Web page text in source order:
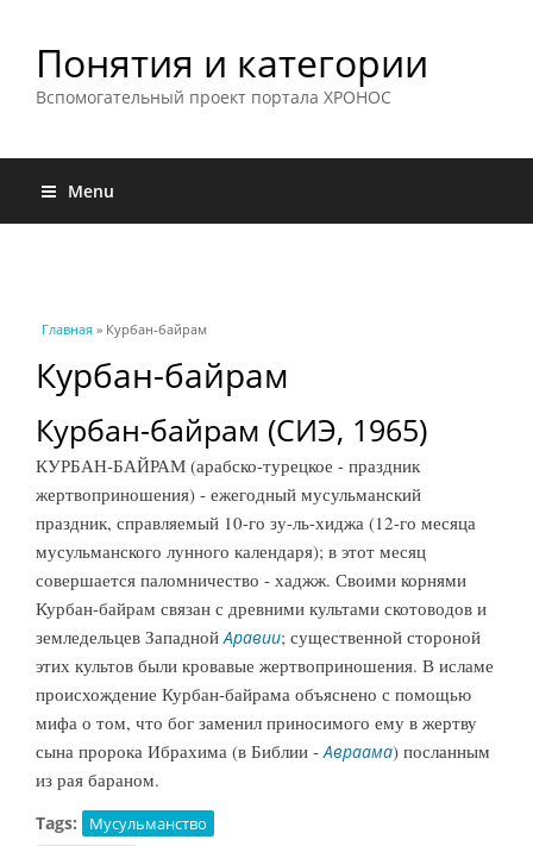
Понятия и категории
Вспомогательный проект портала ХРОНОС
Menu
Вы здесь
Главная » Курбан-байрам
Курбан-байрам
Курбан-байрам (СИЭ, 1965)
КУРБАН-БАЙРАМ (арабско-турецкое - праздник
жертвоприношения) - ежегодный мусульманский
праздник, справляемый 10-го зу-ль-хиджа (12-го месяца
мусульманского лунного календаря); в этот месяц
совершается паломничество - хаджж. Своими корнями
Курбан-байрам связан с древними культами скотоводов и
земледельцев Западной Аравии; существенной стороной
этих культов были кровавые жертвоприношения. В исламе
происхождение Курбан-байрама объяснено с помощью
мифа о том, что бог заменил приносимого ему в жертву
сына пророка Ибрахима (в Библии - Авраама) посланным
из рая бараном.
Tags: Мусульманство